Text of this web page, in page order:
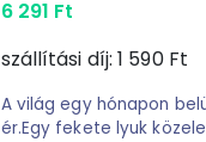
6 291 Ft
szállítási díj: 1 590Ft
A világ egy hónapon
ér.Egy fekete lyuk